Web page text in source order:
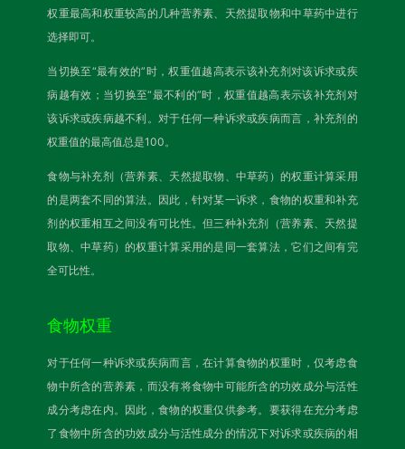
权重最高和权重较高的几种营养素、天然提取物和中草药中进行
选择即可。
当切换至“最有效的”时，权重值越高表示该补充剂对该诉求或疾
病越有效；当切换至“最不利的”时，权重值越高表示该补充剂对
该诉求或疾病越不利。对于任何一种诉求或疾病而言，补充剂的
权重值的最高值总是100。
食物与补充剂（营养素、天然提取物、中草药）的权重计算采用
的是两套不同的算法。因此，针对某一诉求，食物的权重和补充
剂的权重相互之间没有可比性。但三种补充剂（营养素、天然提
取物、中草药）的权重计算采用的是同一套算法，它们之间有完
全可比性。
食物权重
对于任何一种诉求或疾病而言，在计算食物的权重时，仅考虑食
物中所含的营养素，而没有将食物中可能所含的功效成分与活性
成分考虑在内。因此，食物的权重仅供参考。要获得在充分考虑
了食物中所含的功效成分与活性成分的情况下对诉求或疾病的相